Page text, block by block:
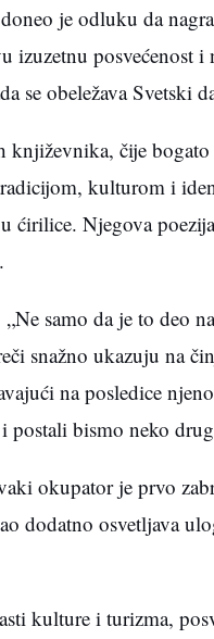
je odluku da
izuzetnu
se obeležava Svetski
čije
kulturom i
ćirilice. Njegova
samo da je to deo
snažno ukazuju na
na posledice
bismo neko
okupator je prvo
dodatno osvetljava
kulture i turizma,